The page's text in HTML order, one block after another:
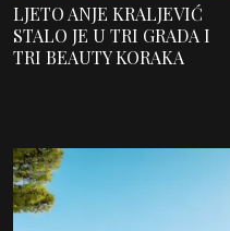
LJETO ANJE KRALJEVIĆ
STALO JE U TRI GRADA I
TRI BEAUTY KORAKA